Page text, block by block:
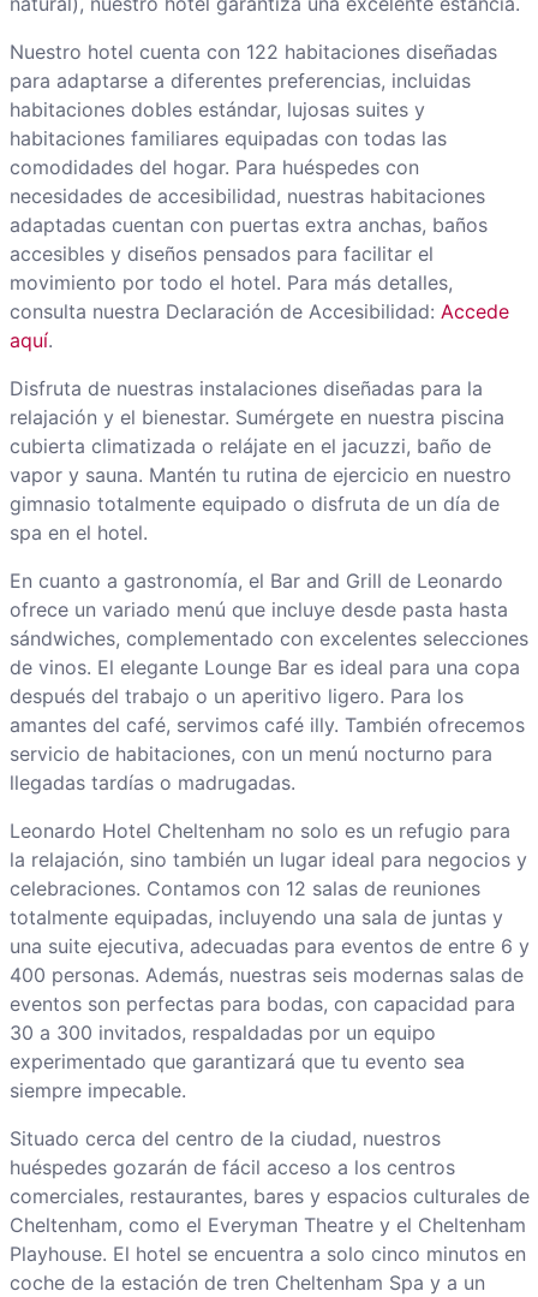
Nuestro hotel cuenta con 122 habitaciones diseñadas
para adaptarse a diferentes preferencias, incluidas
habitaciones dobles estándar, lujosas suites y
habitaciones familiares equipadas con todas las
comodidades del hogar. Para huéspedes con
necesidades de accesibilidad, nuestras habitaciones
adaptadas cuentan con puertas extra anchas, baños
accesibles y diseños pensados para facilitar el
movimiento por todo el hotel. Para más detalles,
consulta nuestra Declaración de Accesibilidad: Accede
aquí.
Disfruta de nuestras instalaciones diseñadas para la
relajación y el bienestar. Sumérgete en nuestra piscina
cubierta climatizada o relájate en el jacuzzi, baño de
vapor y sauna. Mantén tu rutina de ejercicio en nuestro
gimnasio totalmente equipado o disfruta de un día de
spa en el hotel.
En cuanto a gastronomía, el Bar and Grill de Leonardo
ofrece un variado menú que incluye desde pasta hasta
sándwiches, complementado con excelentes selecciones
de vinos. El elegante Lounge Bar es ideal para una copa
después del trabajo o un aperitivo ligero. Para los
amantes del café, servimos café illy. También ofrecemos
servicio de habitaciones, con un menú nocturno para
llegadas tardías o madrugadas.
Leonardo Hotel Cheltenham no solo es un refugio para
la relajación, sino también un lugar ideal para negocios y
celebraciones. Contamos con 12 salas de reuniones
totalmente equipadas, incluyendo una sala de juntas y
una suite ejecutiva, adecuadas para eventos de entre 6 y
400 personas. Además, nuestras seis modernas salas de
eventos son perfectas para bodas, con capacidad para
30 a 300 invitados, respaldadas por un equipo
experimentado que garantizará que tu evento sea
siempre impecable.
Situado cerca del centro de la ciudad, nuestros
huéspedes gozarán de fácil acceso a los centros
comerciales, restaurantes, bares y espacios culturales de
Cheltenham, como el Everyman Theatre y el Cheltenham
Playhouse. El hotel se encuentra a solo cinco minutos en
coche de la estación de tren Cheltenham Spa y a un